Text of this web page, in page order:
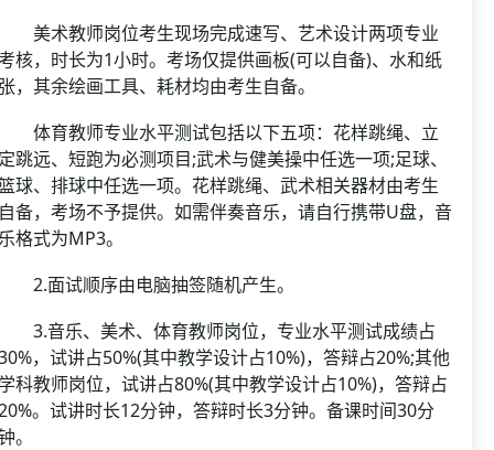
术教师岗位考生现场完成速写、艺术设计两项专业
核，时长为1小时。考场仅提供画板(可以自备)、水和纸
，其余绘画工具、耗材均由考生自备。
育教师专业水平测试包括以下五项：花样跳绳、立
跳远、短跑为必测项目;武术与健美操中任选一项;足球、
球、排球中任选一项。花样跳绳、武术相关器材由考生
备，考场不予提供。如需伴奏音乐，请自行携带U盘，音
格式为MP3。
面试顺序由电脑抽签随机产生。
音乐、美术、体育教师岗位，专业水平测试成绩占
，试讲占50%(其中教学设计占10%)，答辩占20%;其他
科教师岗位，试讲占80%(其中教学设计占10%)，答辩占
。试讲时长12分钟，答辩时长3分钟。备课时间30分
。